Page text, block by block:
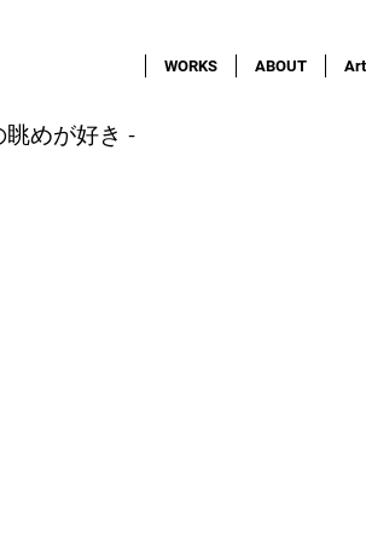
WORKS ABOUT
めが好き -